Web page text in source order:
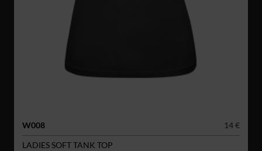
W008
14 €
LADIES SOFT TANK TOP